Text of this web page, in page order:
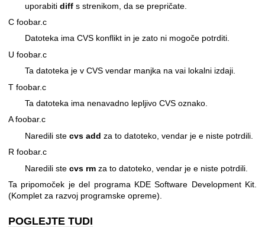
uporabiti diff s strenikom, da se prepričate.
C foobar.c
Datoteka ima CVS konflikt in je zato ni mogoče potrditi.
U foobar.c
Ta datoteka je v CVS vendar manjka na vai lokalni izdaji.
T foobar.c
Ta datoteka ima nenavadno lepljivo CVS oznako.
A foobar.c
Naredili ste cvs add za to datoteko, vendar je e niste potrdili.
R foobar.c
Naredili ste cvs rm za to datoteko, vendar je e niste potrdili.
Ta pripomoček je del programa KDE Software Development Kit.
(Komplet za razvoj programske opreme).
POGLEJTE TUDI